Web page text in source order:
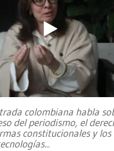
colombiana habla
del periodismo, el
constitucionales y los
...